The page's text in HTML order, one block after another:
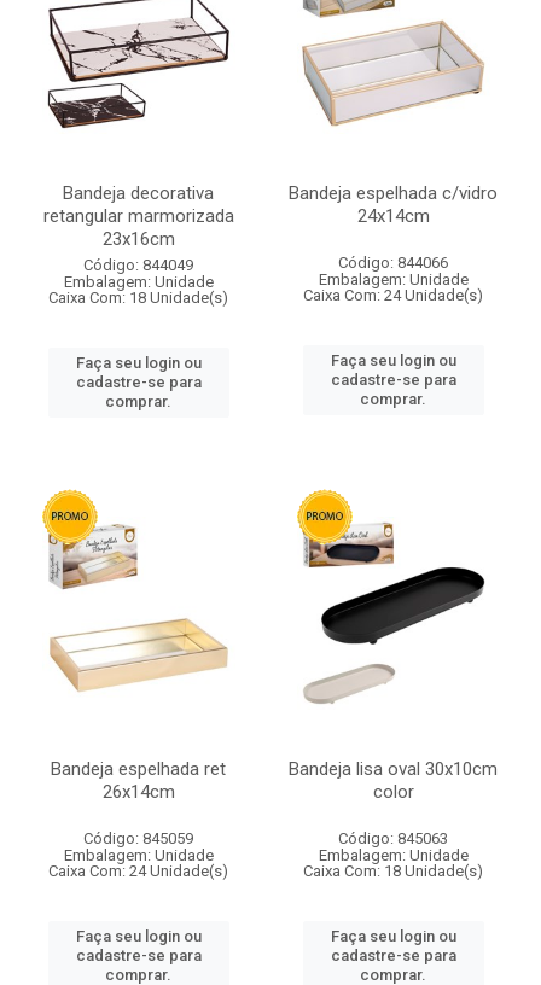
Bandeja decorativa
retangular marmorizada
23x16cm
Código: 844049
Embalagem: Unidade
Caixa Com: 18 Unidade(s)
Faça seu login ou
cadastre-se para
comprar.
Bandeja espelhada c/vidro
24x14cm
Código: 844066
Embalagem: Unidade
Caixa Com: 24 Unidade(s)
Faça seu login ou
cadastre-se para
comprar.
Bandeja espelhada ret
26x14cm
Código: 845059
Embalagem: Unidade
Caixa Com: 24 Unidade(s)
Faça seu login ou
cadastre-se para
comprar.
Bandeja lisa oval 30x10cm
color
Código: 845063
Embalagem: Unidade
Caixa Com: 18 Unidade(s)
Faça seu login ou
cadastre-se para
comprar.